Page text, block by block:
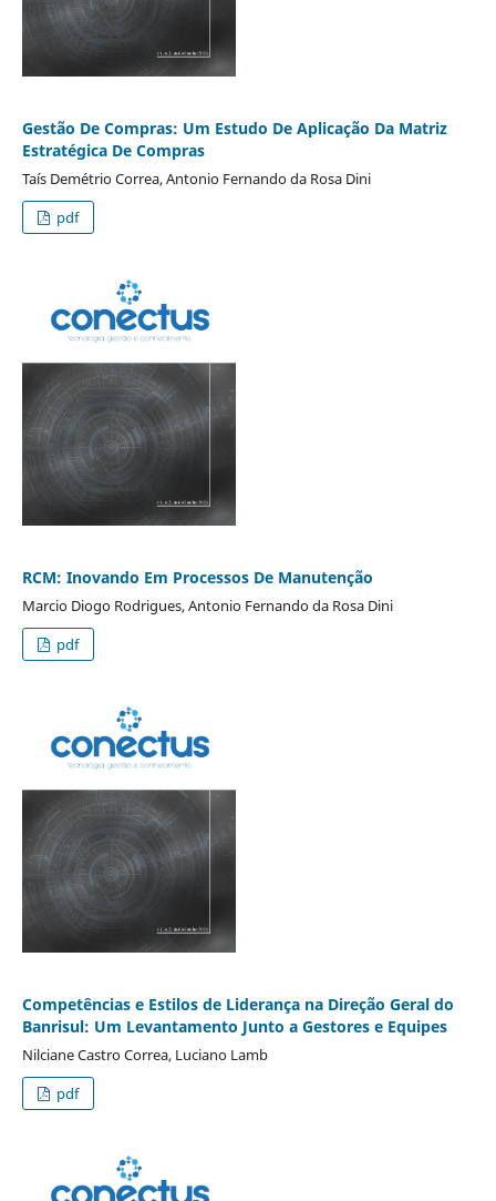
Gestão De Compras: Um Estudo De Aplicação Da Matriz
Estratégica De Compras
Taís Demétrio Correa, Antonio Fernando da Rosa Dini
pdf
RCM: Inovando Em Processos De Manutenção
Marcio Diogo Rodrigues, Antonio Fernando da Rosa Dini
pdf
Competências e Estilos de Liderança na Direção Geral do
Banrisul: Um Levantamento Junto a Gestores e Equipes
Nilciane Castro Correa, Luciano Lamb
pdf